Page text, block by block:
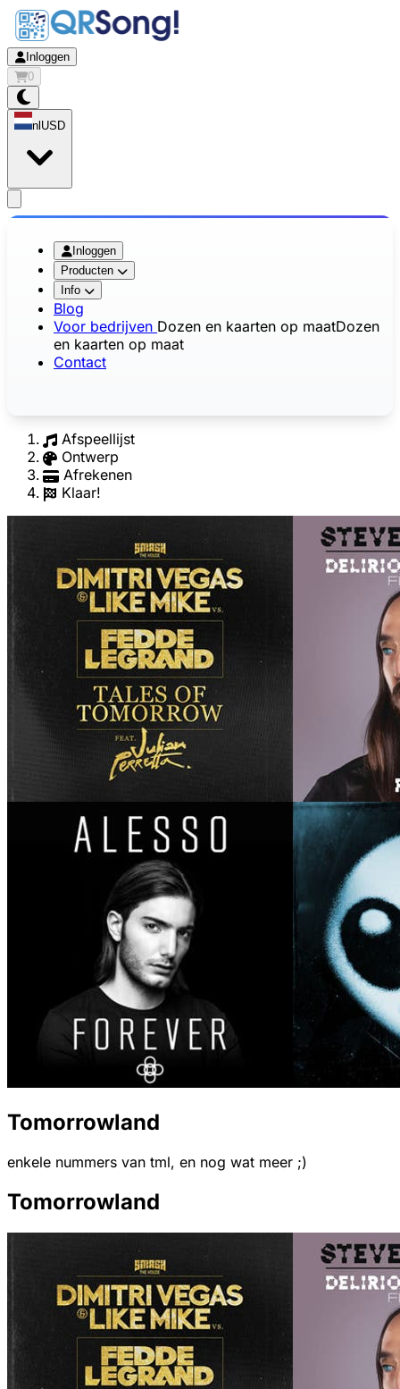
Inloggen
0
nl USD
Inloggen
Producten
Info
Blog
Voor bedrijven Dozen en kaarten op maatDozen
en kaarten op maat
Contact
Afspeellijst
Ontwerp
Afrekenen
Klaar!
Tomorrowland
enkele nummers van tml, en nog wat meer ;)
Tomorrowland